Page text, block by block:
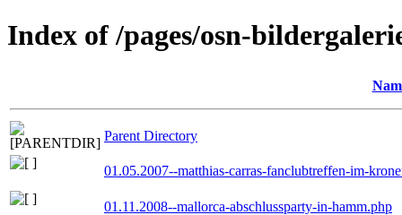
Index of /pages/osn-
Parent Directory
01.05.2007--matthias-carras-fanclubtreffen-im-
01.11.2008--mallorca-abschlussparty-in-hamm.php